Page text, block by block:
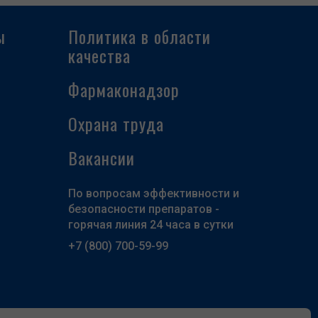
Политика в области
качества
Фармаконадзор
Охрана труда
Вакансии
По вопросам эффективности и
безопасности препаратов -
горячая линия 24 часа в сутки
+7 (800) 700-59-99